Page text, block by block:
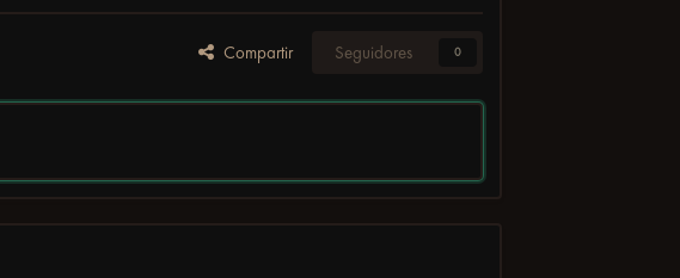
Compartir Seguidores 0